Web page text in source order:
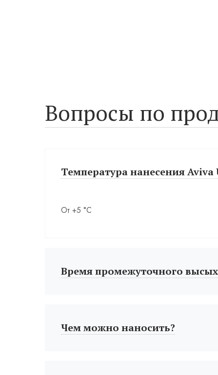
Вопросы по
Температура нанесения Aviva
От +5 °С
Время промежуточного
Чем можно наносить?